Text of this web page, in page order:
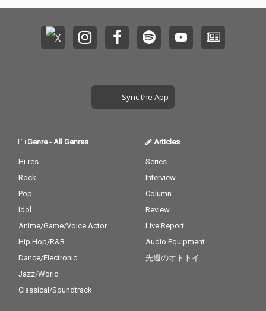
Sync the App
Genre- All Genres
Hi-res
Rock
Pop
Idol
Anime/Game/Voice Actor
Hip Hop/R&B
Dance/Electronic
Jazz/World
Classical/Soundtrack
Articles
Series
Interview
Column
Review
Live Report
Audio Equipment
先週のオトトイ